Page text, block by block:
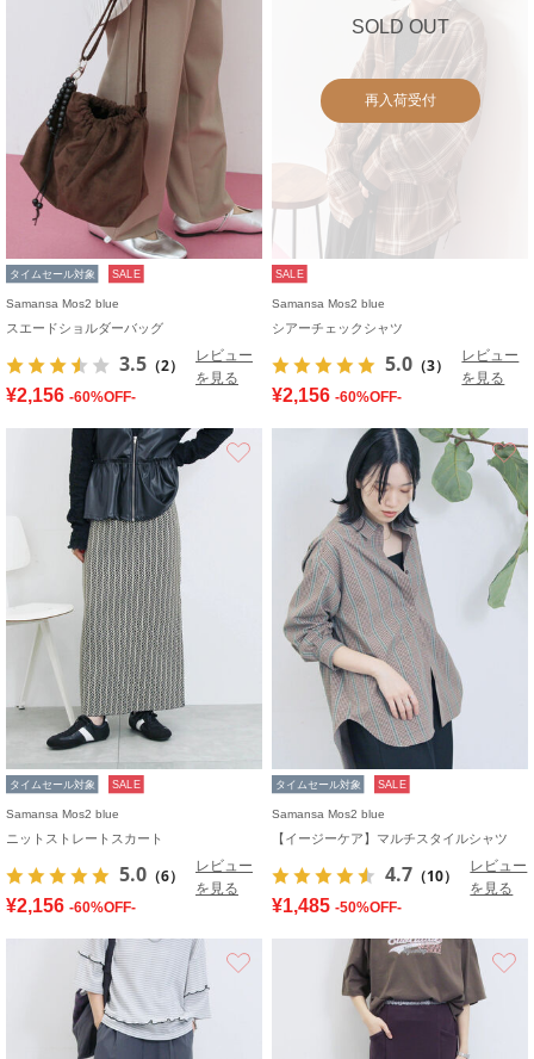
タイムセール対象 SALE
Samansa Mos2 blue
スエードショルダーバッグ
3.5 （2）
レビュー
を見る
¥2,156 -60%OFF-
SOLD OUT
再入荷受付
SALE
Samansa Mos2 blue
シアーチェックシャツ
5.0 （3）
レビュー
を見る
¥2,156 -60%OFF-
タイムセール対象 SALE
Samansa Mos2 blue
ニットストレートスカート
5.0 （6）
レビュー
を見る
¥2,156 -60%OFF-
タイムセール対象 SALE
Samansa Mos2 blue
【イージーケア】マルチスタイルシャツ
4.7 （10）
レビュー
を見る
¥1,485 -50%OFF-